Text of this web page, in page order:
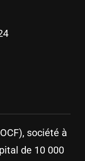
société à
de 10 000